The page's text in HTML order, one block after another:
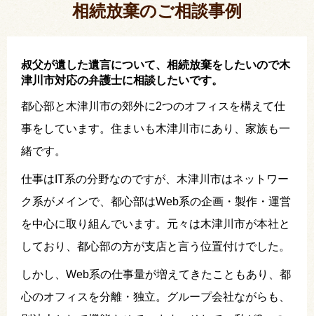
相続放棄のご相談事例
叔父が遺した遺言について、相続放棄をしたいので木
津川市対応の弁護士に相談したいです。
都心部と木津川市の郊外に2つのオフィスを構えて仕
事をしています。住まいも木津川市にあり、家族も一
緒です。
仕事はIT系の分野なのですが、木津川市はネットワー
ク系がメインで、都心部はWeb系の企画・製作・運営
を中心に取り組んでいます。元々は木津川市が本社と
しており、都心部の方が支店と言う位置付けでした。
しかし、Web系の仕事量が増えてきたこともあり、都
心のオフィスを分離・独立。グループ会社ながらも、